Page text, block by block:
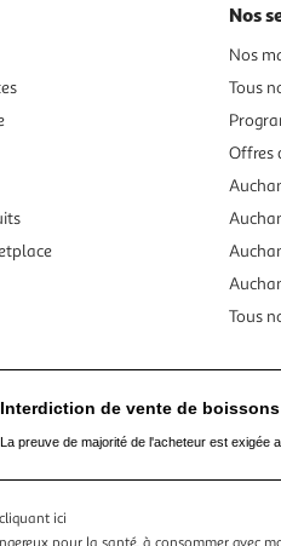
Nos
Nos
Tous
Offres
Tous
Interdiction de vente de
La preuve de majorité de l'acheteur est exigée
ici